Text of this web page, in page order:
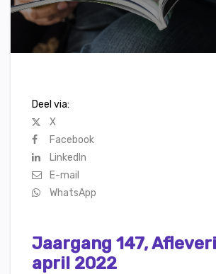
Deel via:
X
Facebook
LinkedIn
E-mail
WhatsApp
Jaargang 147,
april 2022